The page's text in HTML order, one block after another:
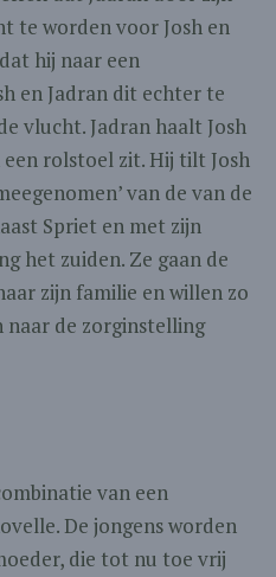
te worden voor Josh en
hij naar een
en Jadran dit echter te
vlucht. Jadran haalt Josh
rolstoel zit. Hij tilt Josh
van de van de
Spriet en met zijn
het zuiden. Ze gaan de
zijn familie en willen zo
naar de zorginstelling
van een
De jongens worden
die tot nu toe vrij